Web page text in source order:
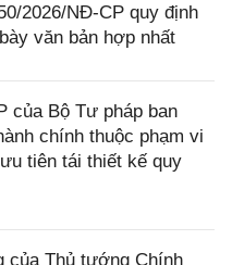
2026/NĐ-CP quy định
văn bản hợp nhất
của Bộ Tư pháp ban
chính thuộc phạm vi
tiên tái thiết kế quy
của Thủ tướng Chính